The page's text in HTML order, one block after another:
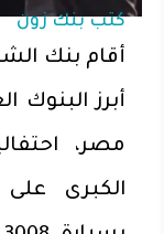
كتببنك زون
أبرز
مصر،
الكبرى